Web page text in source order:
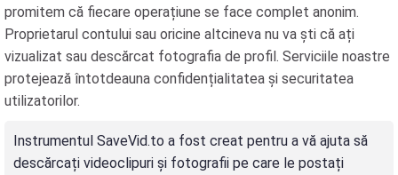
promitem că fiecare operațiune se face complet anonim.
Proprietarul contului sau oricine altcineva nu va ști că ați
vizualizat sau descărcat fotografia de profil. Serviciile noastre
protejează întotdeauna confidențialitatea și securitatea
utilizatorilor.
Instrumentul SaveVid.to a fost creat pentru a vă ajuta să
descărcați videoclipuri și fotografii pe care le postați